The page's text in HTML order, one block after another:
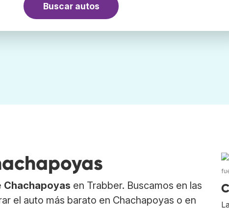
Buscar autos
Chachapoyas en Trabber. Buscamos en las
el auto más barato en Chachapoyas o en